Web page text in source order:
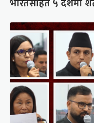
भारतसहित ५ देशमा